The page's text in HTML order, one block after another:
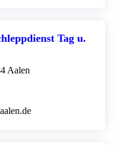
Tag u.
Aalen